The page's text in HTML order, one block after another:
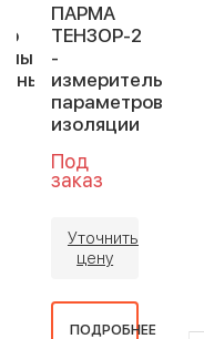
ПАРМА
ТЕНЗОР-2
-
измеритель
параметров
изоляции
Под
заказ
Уточнить
цену
ПОДРОБНЕЕ